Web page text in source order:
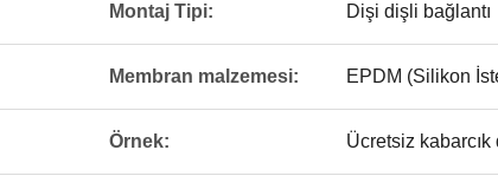
Montaj Tipi: Dişi dişli bağlantı
Membran malzemesi: EPDM (Silikon
Örnek: Ücretsiz